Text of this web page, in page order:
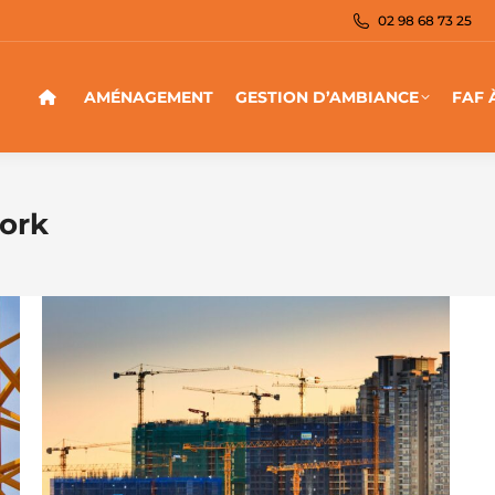
02 98 68 73 25
AMÉNAGEMENT GESTION D’AMBIANCE FAF